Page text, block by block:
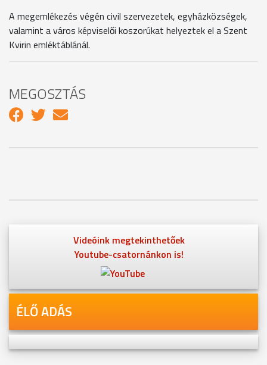
A megemlékezés végén civil szervezetek, egyházközségek,
valamint a város képviselői koszorúkat helyeztek el a Szent
Kvirin emléktáblánál.
MEGOSZTÁS
Videóink megtekinthetőek
Youtube-csatornánkon is!
ÉLŐ ADÁS